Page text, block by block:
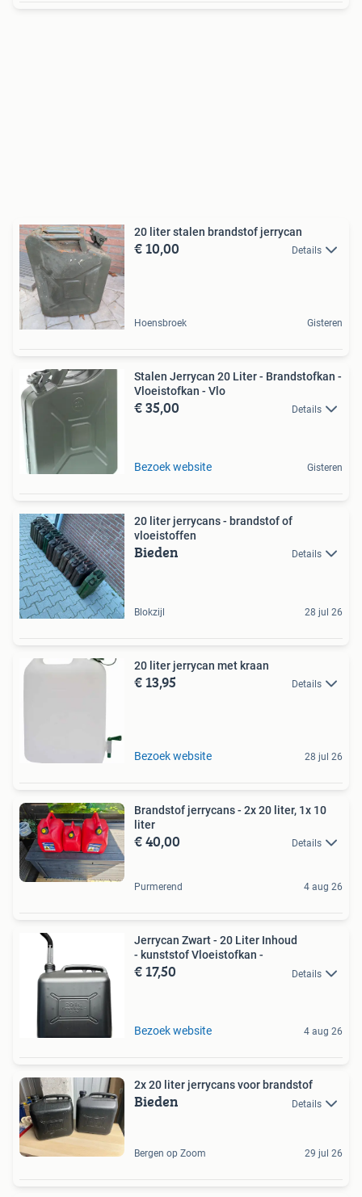
20 liter stalen brandstof jerrycan
€ 10,00 Details
Hoensbroek Gisteren
Stalen Jerrycan 20 Liter - Brandstofkan -
Vloeistofkan - Vlo
€ 35,00 Details
Bezoek website Gisteren
20 liter jerrycans - brandstof of
vloeistoffen
Bieden Details
Blokzijl 28 jul 26
20 liter jerrycan met kraan
€ 13,95 Details
Bezoek website 28 jul 26
Brandstof jerrycans - 2x 20 liter, 1x 10
liter
€ 40,00 Details
Purmerend 4 aug 26
Jerrycan Zwart - 20 Liter Inhoud
- kunststof Vloeistofkan -
€ 17,50 Details
Bezoek website 4 aug 26
2x 20 liter jerrycans voor brandstof
Bieden Details
Bergen op Zoom 29 jul 26